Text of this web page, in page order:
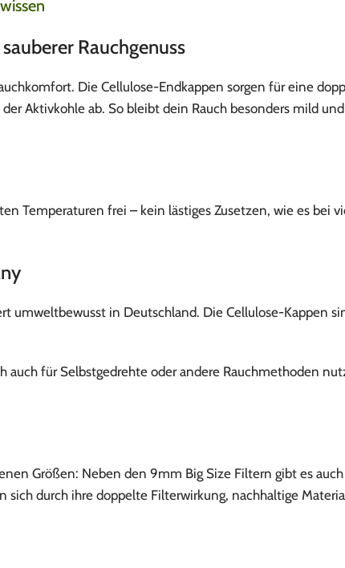
Rauchgenuss
Die Cellulose-Endkappen sorgen für eine
Aktivkohle ab. So bleibt dein Rauch besonders mild
Temperaturen frei – kein lästiges Zusetzen, wie es
umweltbewusst in Deutschland. Die Cellulose-Kappen
für Selbstgedrehte oder andere Rauchmethoden
Größen: Neben den 9mm Big Size Filtern gibt es
durch ihre doppelte Filterwirkung, nachhaltige